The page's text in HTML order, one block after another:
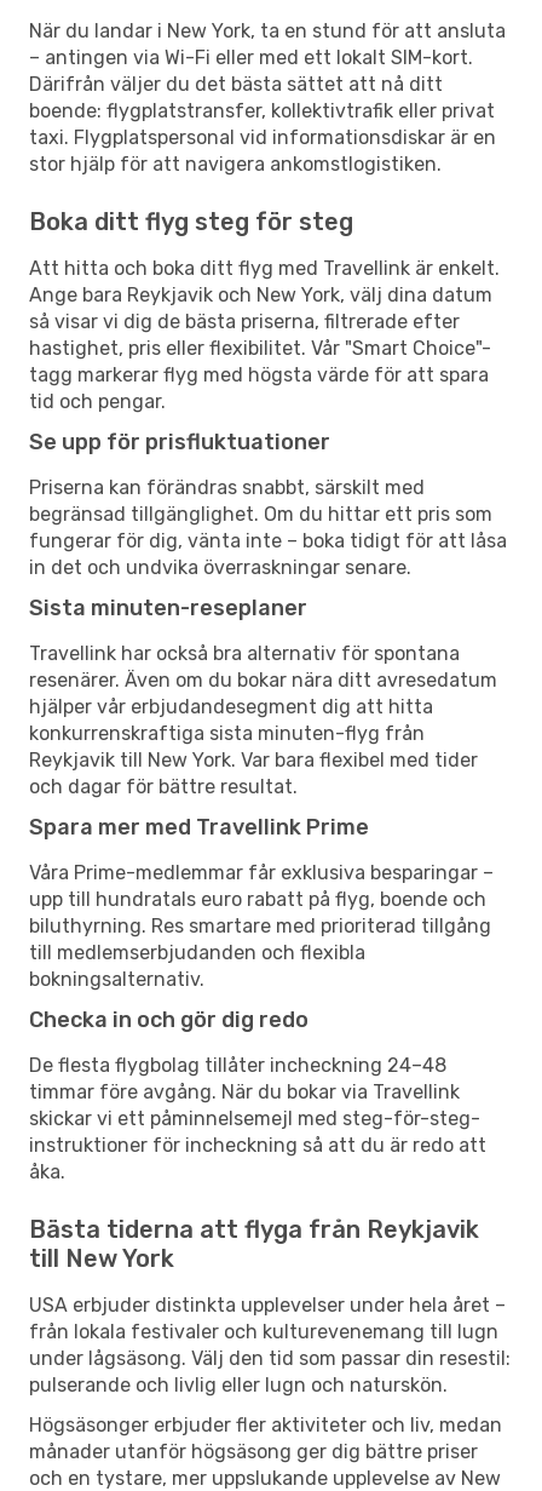
När du landar i New York, ta en stund för att ansluta
– antingen via Wi-Fi eller med ett lokalt SIM-kort.
Därifrån väljer du det bästa sättet att nå ditt
boende: flygplatstransfer, kollektivtrafik eller privat
taxi. Flygplatspersonal vid informationsdiskar är en
stor hjälp för att navigera ankomstlogistiken.
Boka ditt flyg steg för steg
Att hitta och boka ditt flyg med Travellink är enkelt.
Ange bara Reykjavik och New York, välj dina datum
så visar vi dig de bästa priserna, filtrerade efter
hastighet, pris eller flexibilitet. Vår "Smart Choice"-
tagg markerar flyg med högsta värde för att spara
tid och pengar.
Se upp för prisfluktuationer
Priserna kan förändras snabbt, särskilt med
begränsad tillgänglighet. Om du hittar ett pris som
fungerar för dig, vänta inte – boka tidigt för att låsa
in det och undvika överraskningar senare.
Sista minuten-reseplaner
Travellink har också bra alternativ för spontana
resenärer. Även om du bokar nära ditt avresedatum
hjälper vår erbjudandesegment dig att hitta
konkurrenskraftiga sista minuten-flyg från
Reykjavik till New York. Var bara flexibel med tider
och dagar för bättre resultat.
Spara mer med Travellink Prime
Våra Prime-medlemmar får exklusiva besparingar –
upp till hundratals euro rabatt på flyg, boende och
biluthyrning. Res smartare med prioriterad tillgång
till medlemserbjudanden och flexibla
bokningsalternativ.
Checka in och gör dig redo
De flesta flygbolag tillåter incheckning 24–48
timmar före avgång. När du bokar via Travellink
skickar vi ett påminnelsemejl med steg-för-steg-
instruktioner för incheckning så att du är redo att
åka.
Bästa tiderna att flyga från Reykjavik
till New York
USA erbjuder distinkta upplevelser under hela året –
från lokala festivaler och kulturevenemang till lugn
under lågsäsong. Välj den tid som passar din resestil:
pulserande och livlig eller lugn och naturskön.
Högsäsonger erbjuder fler aktiviteter och liv, medan
månader utanför högsäsong ger dig bättre priser
och en tystare, mer uppslukande upplevelse av New